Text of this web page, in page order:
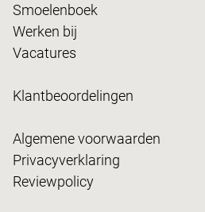
Smoelenboek
Werken bij
Vacatures
Klantbeoordelingen
Algemene voorwaarden
Privacyverklaring
Reviewpolicy